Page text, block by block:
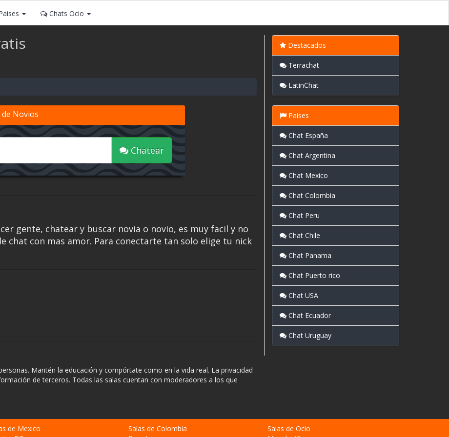
Chats Ocio
Novios
Chatear
gente, chatear y buscar novia o novio, es muy facil y no
chat con mas amor. Para conectarte tan solo elige tu nick
Mantén la educación y compórtate como en la vida real. La privacidad
de terceros. Todas las salas cuentan con moderadores a los que
Destacados
Terrachat
LatinChat
Paises
Chat España
Chat Argentina
Chat Mexico
Chat Colombia
Chat Peru
Chat Chile
Chat Panama
Chat Puerto rico
Chat USA
Chat Ecuador
Chat Uruguay
de Mexico
Salas de Colombia
Salas de Ocio